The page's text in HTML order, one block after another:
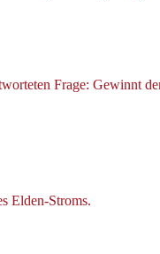
Frage: Gewinnt
Elden-Stroms.